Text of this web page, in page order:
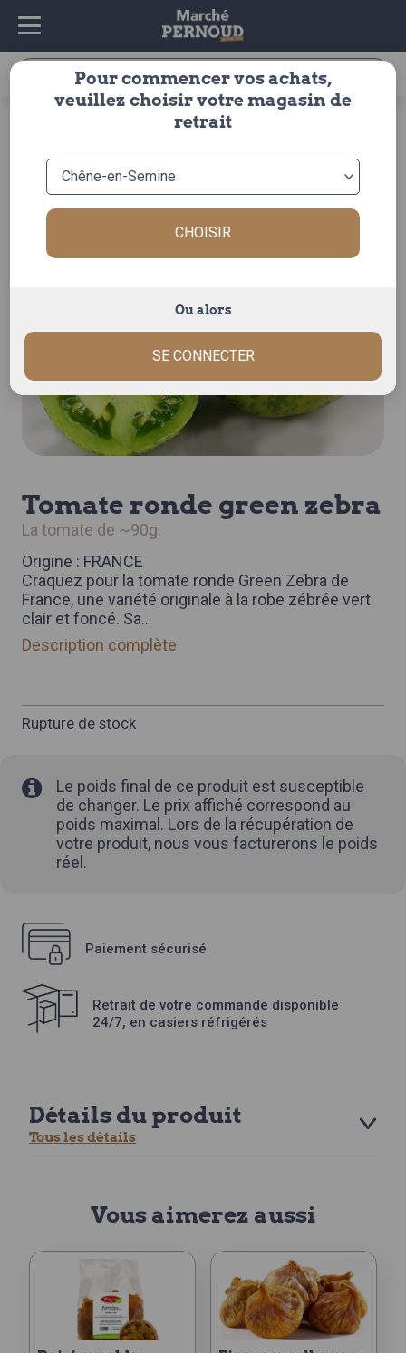
Recherche
fruits & légumes> legumes
tomate ronde green zebra
la tomate de ~90g.
Origine : FRANCE
Craquez pour la tomate ronde Green Zebra de
France, une variété originale à la robe zébrée vert
clair et foncé. Sa...
Description complète
Rupture de stock
Le poids final de ce produit est susceptible
de changer. Le prix affiché correspond au
poids maximal. Lors de la récupération de
votre produit, nous vous facturerons le poids
réel.
Paiement sécurisé
Retrait de votre commande disponible
24/7, en casiers réfrigérés
Détails du produit
Tous les détails
Vous aimerez aussi
Pour commencer vos achats,
veuillez choisir votre magasin de
retrait
CHOISIR
Ou alors
SE CONNECTER